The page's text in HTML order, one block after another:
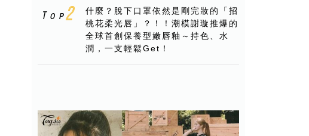
什麼？脫下口罩依然是剛完妝的「招
桃花柔光唇」？！！潮模謝璇推爆的
全球首創保養型嫩唇釉～持色、水
潤，一支輕鬆Get！